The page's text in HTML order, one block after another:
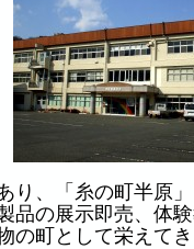
り、「糸の町半原
品の展示即売、体
の町として栄えて